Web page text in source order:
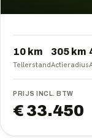
10 km
Tellerstand
305 km
Actieradius
PRIJS INCL. BTW
€ 33.450